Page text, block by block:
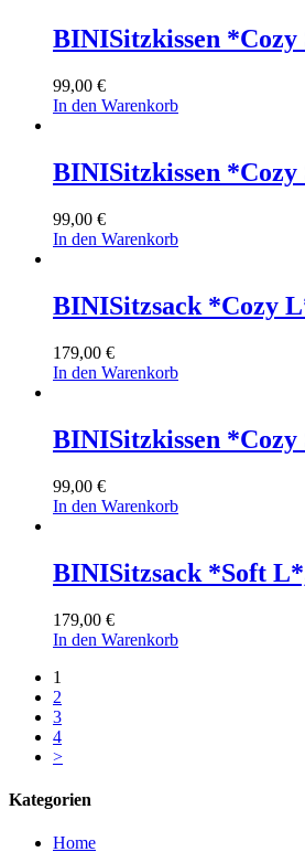
BINISitzkissen
99,00 €
In den Warenkorb
BINISitzkissen *Cozy
99,00 €
In den Warenkorb
BINISitzsack *Cozy
179,00 €
In den Warenkorb
BINISitzkissen *Cozy
99,00 €
In den Warenkorb
BINISitzsack *Soft
179,00 €
In den Warenkorb
1
2
3
4
>
Kategorien
Home